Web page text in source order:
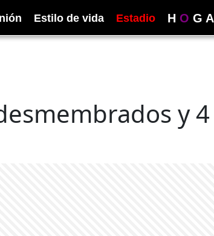
Estilo de vida Estadio H O G A
y 4